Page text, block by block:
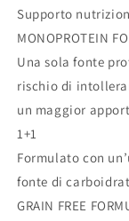
Supporto
MONOPROTEIN
Una sola fonte
rischio di
un maggior
1+1
Formulato con
fonte di
GRAIN FREE